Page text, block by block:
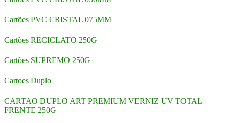
Cartões PVC CRISTAL 075MM
Cartões RECICLATO 250G
Cartões SUPREMO 250G
Cartoes Duplo
CARTAO DUPLO ART PREMIUM VERNIZ UV TOTAL
FRENTE 250G